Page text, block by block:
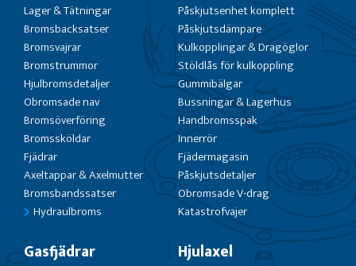
Lager & Tätningar
Bromsbacksatser
Bromsvajrar
Bromstrummor
Hjulbromsdetaljer
Obromsade nav
Bromsöverföring
Bromssköldar
Fjädrar
Axeltappar & Axelmutter
Bromsbandssatser
Hydraulbroms
Påskjutsenhet komplett
Påskjutsdämpare
Kulkopplingar & Dragöglor
Stöldlås för kulkoppling
Gummibälgar
Bussningar & Lagerhus
Handbromsspak
Innerrör
Fjädermagasin
Påskjutsdetaljer
Obromsade V-drag
Katastrofvajer
Gasfjädrar Hjulaxel